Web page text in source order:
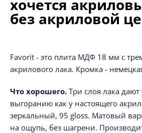
хочется
без акриловой
Favorit - это плита МДФ 18 мм с
акрилового лака. Кромка -
Что хорошего. Три слоя лака дают
выгоранию как у настоящего
зеркальный, 95 gloss. Матовый
на ощупь, без шагрени.